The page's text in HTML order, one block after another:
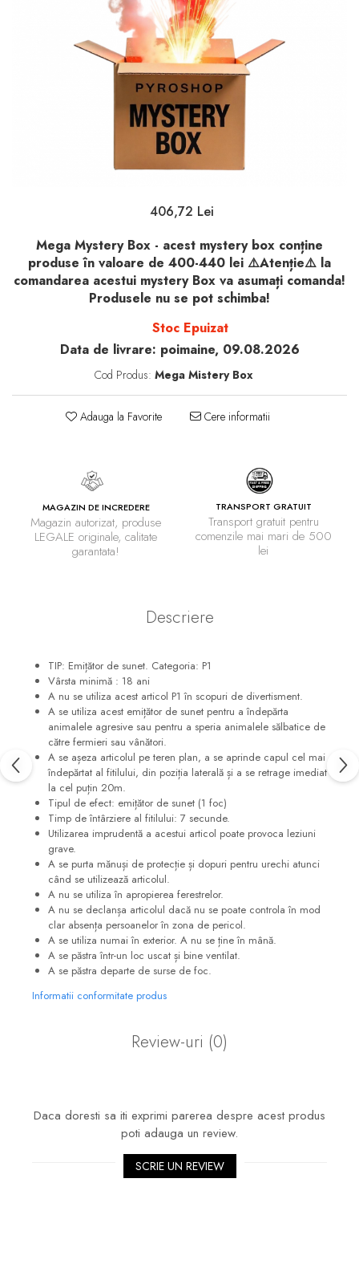
406,72 Lei
Mega Mystery Box - acest mystery box conține
produse în valoare de 400-440 lei ⚠️Atenție⚠️ la
comandarea acestui mystery Box va asumați comanda!
Produsele nu se pot schimba!
Stoc Epuizat
Data de livrare: poimaine, 09.08.2026
Cod Produs: Mega Mistery Box
Adauga la Favorite Cere informatii
MAGAZIN DE INCREDERE
Magazin autorizat, produse
LEGALE originale, calitate
garantata!
TRANSPORT GRATUIT
Transport gratuit pentru
comenzile mai mari de 500
lei
Descriere
TIP: Emițător de sunet. Categoria: P1
Vârsta minimă : 18 ani
A nu se utiliza acest articol P1 în scopuri de divertisment.
A se utiliza acest emițător de sunet pentru a îndepărta
animalele agresive sau pentru a speria animalele sălbatice de
către fermieri sau vânători.
A se așeza articolul pe teren plan, a se aprinde capul cel mai
îndepărtat al fitilului, din poziția laterală și a se retrage imediat
la cel puțin 20m.
Tipul de efect: emițător de sunet (1 foc)
Timp de întârziere al fitilului: 7 secunde.
Utilizarea imprudentă a acestui articol poate provoca leziuni
grave.
A se purta mănuși de protecție și dopuri pentru urechi atunci
când se utilizează articolul.
A nu se utiliza în apropierea ferestrelor.
A nu se declanșa articolul dacă nu se poate controla în mod
clar absența persoanelor în zona de pericol.
A se utiliza numai în exterior. A nu se ține în mână.
A se păstra într-un loc uscat și bine ventilat.
A se păstra departe de surse de foc.
Informatii conformitate produs
Review-uri (0)
Daca doresti sa iti exprimi parerea despre acest produs
poti adauga un review.
SCRIE UN REVIEW